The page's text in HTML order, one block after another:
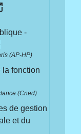
-
(AP-HP)
la fonction
(Cned)
de gestion
et du